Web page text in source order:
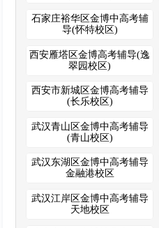
石家庄裕华区金博中高考辅
导(怀特校区)
西安雁塔区金博高考辅导(逸
翠园校区)
西安市新城区金博高考辅导
(长乐校区)
武汉青山区金博中高考辅导
(青山校区)
武汉东湖区金博中高考辅导
金融港校区
武汉江岸区金博中高考辅导
天地校区